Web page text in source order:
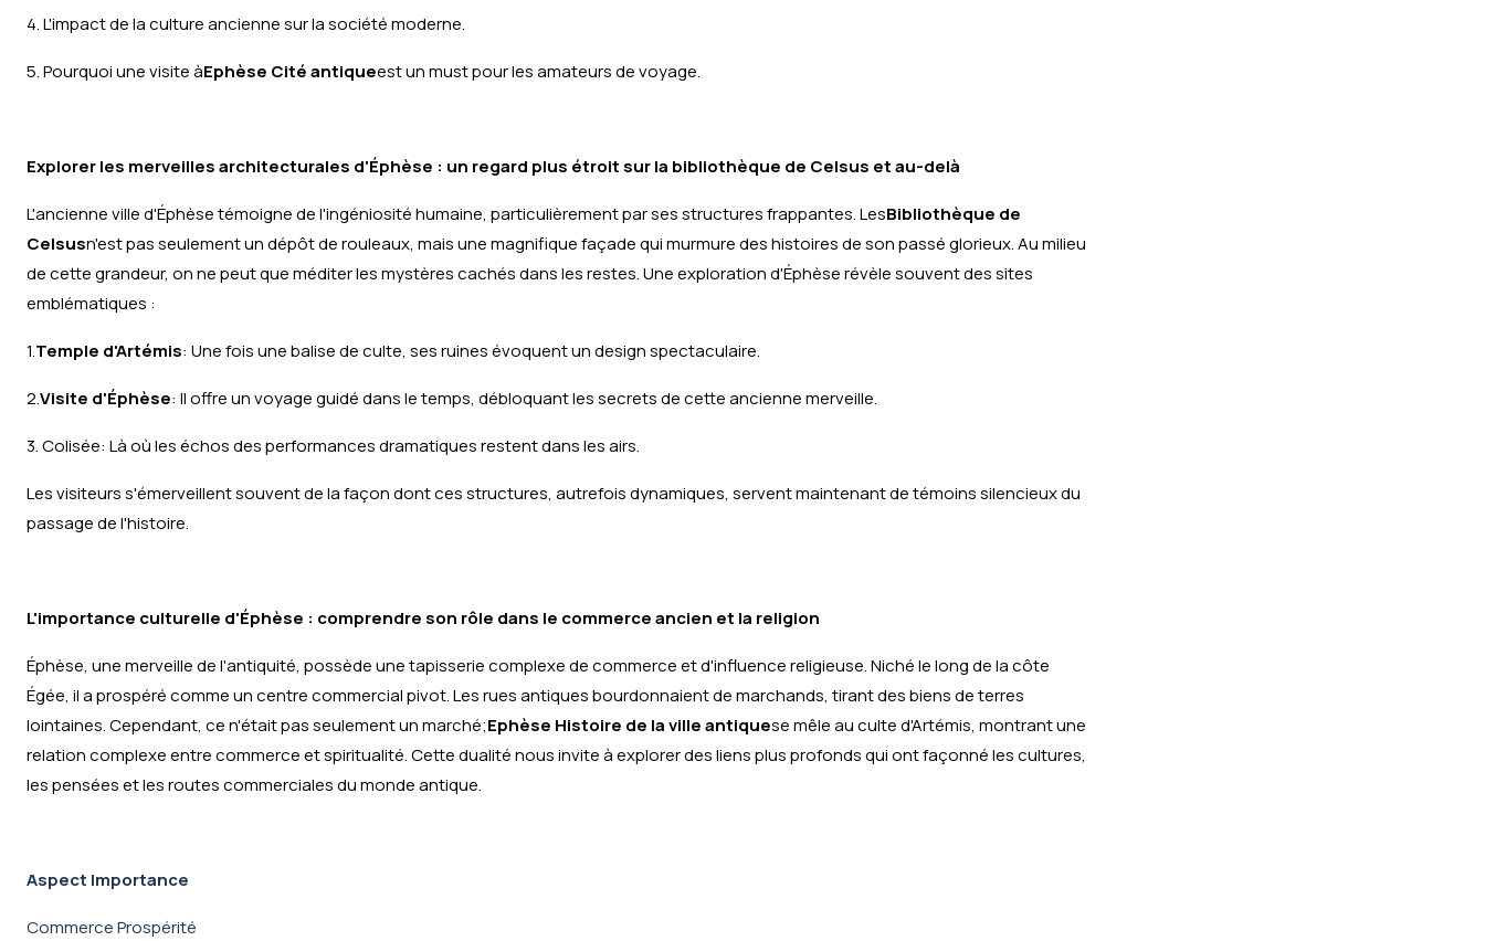
4. L'impact de la culture ancienne sur la société moderne.
5. Pourquoi une visite àEphèse Cité antiqueest un must pour les amateurs de voyage.
Explorer les merveilles architecturales d'Éphèse : un regard plus étroit sur la bibliothèque de Celsus et au-delà
L'ancienne ville d'Éphèse témoigne de l'ingéniosité humaine, particulièrement par ses structures frappantes. LesBibliothèque de
Celsusn'est pas seulement un dépôt de rouleaux, mais une magnifique façade qui murmure des histoires de son passé glorieux. Au milieu
de cette grandeur, on ne peut que méditer les mystères cachés dans les restes. Une exploration d'Éphèse révèle souvent des sites
emblématiques :
1.Temple d'Artémis: Une fois une balise de culte, ses ruines évoquent un design spectaculaire.
2.Visite d'Éphèse: Il offre un voyage guidé dans le temps, débloquant les secrets de cette ancienne merveille.
3. Colisée: Là où les échos des performances dramatiques restent dans les airs.
Les visiteurs s'émerveillent souvent de la façon dont ces structures, autrefois dynamiques, servent maintenant de témoins silencieux du
passage de l'histoire.
L'importance culturelle d'Éphèse : comprendre son rôle dans le commerce ancien et la religion
Éphèse, une merveille de l'antiquité, possède une tapisserie complexe de commerce et d'influence religieuse. Niché le long de la côte
Égée, il a prospéré comme un centre commercial pivot. Les rues antiques bourdonnaient de marchands, tirant des biens de terres
lointaines. Cependant, ce n'était pas seulement un marché;Ephèse Histoire de la ville antiquese mêle au culte d'Artémis, montrant une
relation complexe entre commerce et spiritualité. Cette dualité nous invite à explorer des liens plus profonds qui ont façonné les cultures,
les pensées et les routes commerciales du monde antique.
Aspect Importance
Commerce Prospérité